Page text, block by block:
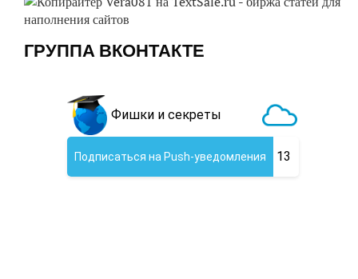
ГРУППА ВКОНТАКТЕ